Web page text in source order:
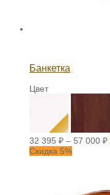
Банкетка
Цвет
32 395 ₽ – 57 000 ₽
Скидка 5%